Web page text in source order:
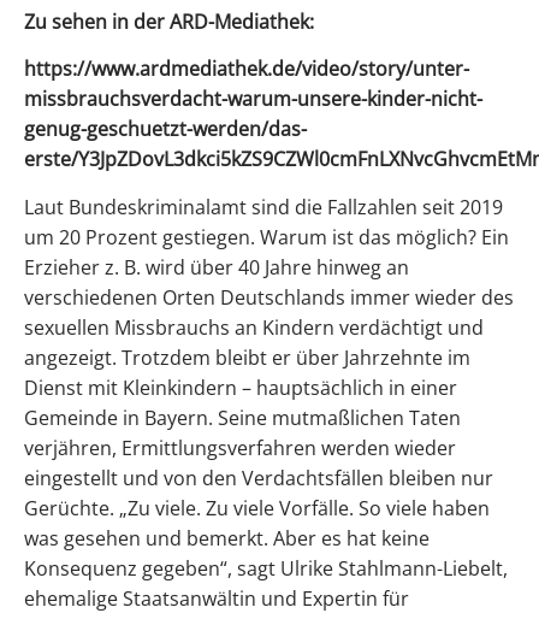
Zu sehen in der ARD-Mediathek:
https://www.ardmediathek.de/video/story/unter-
missbrauchsverdacht-warum-unsere-kinder-nicht-
genug-geschuetzt-werden/das-
erste/
Laut Bundeskriminalamt sind die Fallzahlen seit 2019
um 20 Prozent gestiegen. Warum ist das möglich? Ein
Erzieher z. B. wird über 40 Jahre hinweg an
verschiedenen Orten Deutschlands immer wieder des
sexuellen Missbrauchs an Kindern verdächtigt und
angezeigt. Trotzdem bleibt er über Jahrzehnte im
Dienst mit Kleinkindern – hauptsächlich in einer
Gemeinde in Bayern. Seine mutmaßlichen Taten
verjähren, Ermittlungsverfahren werden wieder
eingestellt und von den Verdachtsfällen bleiben nur
Gerüchte. „Zu viele. Zu viele Vorfälle. So viele haben
was gesehen und bemerkt. Aber es hat keine
Konsequenz gegeben“, sagt Ulrike Stahlmann-Liebelt,
ehemalige Staatsanwältin und Expertin für